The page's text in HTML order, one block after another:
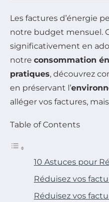
Les factures d’énergie
notre budget mensuel.
significativement en
notre consommation
pratiques, découvrez
en préservant l’
alléger vos factures,
Table of Contents
10 Astuces pour
Réduisez vos
Réduisez vos